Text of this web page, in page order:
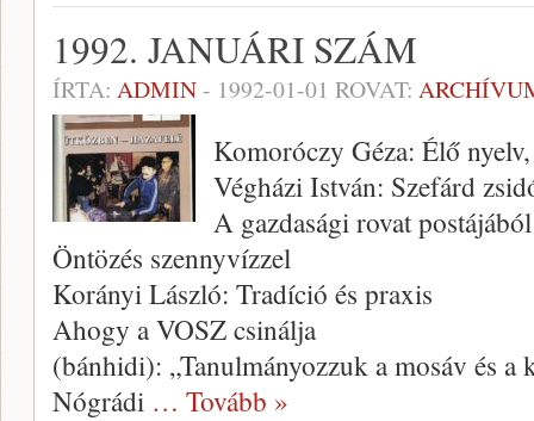
1992. JANUÁRI SZÁM
ÍRTA: ADMIN- 1992-01-01 ROVAT:
Komoróczy Géza: Élő
Végházi István: Szefárd
A gazdasági rovat postájából
Öntözés szennyvízzel
Korányi László: Tradíció és praxis
Ahogy a VOSZ csinálja
(bánhidi): „Tanulmányozzuk a mosáv és a
Nógrádi … Tovább »